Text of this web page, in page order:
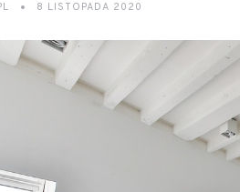
8 LISTOPADA 2020